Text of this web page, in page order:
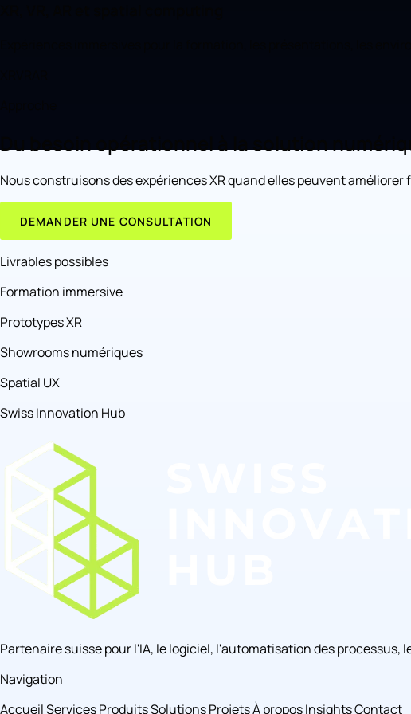
Nous construisons des expériences XR quand elles peuvent
DEMANDER UNE CONSULTATION
Livrables possibles
Formation immersive
Prototypes XR
Showrooms numériques
Spatial UX
Swiss Innovation Hub
Partenaire suisse pour l'IA, le logiciel, l'automatisation des processus,
Navigation
AccueilServicesProduitsSolutionsProjetsÀ proposInsightsContact